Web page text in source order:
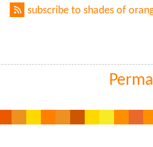
subscribe to shades of